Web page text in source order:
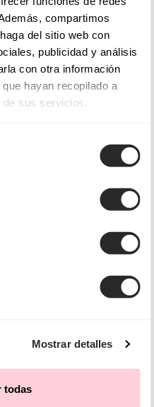
compartimos
del sitio web con
publicidad y análisis
con otra información
hayan recopilado a
de sus servicios.
Mostrar detalles
todas